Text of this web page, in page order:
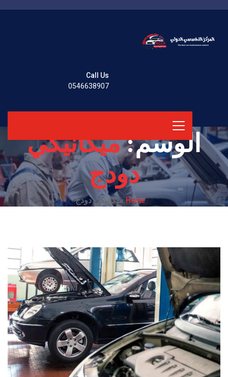
Call Us
0546638907
الوسم:ميكانيكي
دودج
Homeميكانيكي دودج